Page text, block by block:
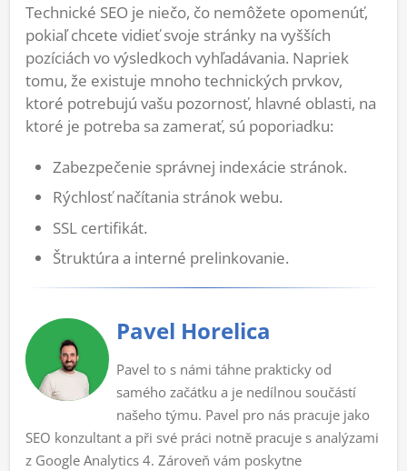
Technické SEO je niečo, čo nemôžete opomenúť,
pokiaľ chcete vidieť svoje stránky na vyšších
pozíciách vo výsledkoch vyhľadávania. Napriek
tomu, že existuje mnoho technických prvkov,
ktoré potrebujú vašu pozornosť, hlavné oblasti, na
ktoré je potreba sa zamerať, sú poporiadku:
Zabezpečenie správnej indexácie stránok.
Rýchlosť načítania stránok webu.
SSL certifikát.
Štruktúra a interné prelinkovanie.
Pavel Horelica
Pavel to s námi táhne prakticky od
samého začátku a je nedílnou součástí
našeho týmu. Pavel pro nás pracuje jako
SEO konzultant a při své práci notně pracuje s analýzami
z Google Analytics 4. Zároveň vám poskytne